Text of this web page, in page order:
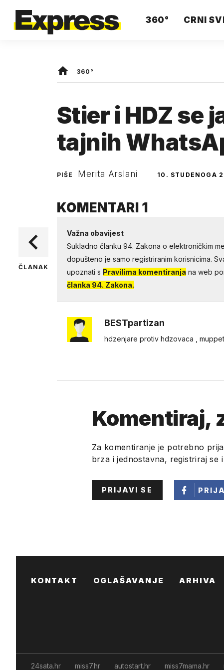
360° CRNI
360°
Stier i HDZ se
tajnih
PIŠE Merita Arslani 10. STUDENOGA
ČLANAK
KOMENTARI 1
Važna obavijest
Sukladno članku 94. Zakona o elektroničkim
dopušteno je samo registriranim korisnicima.
upoznati s Pravilima komentiranja na web
članka 94. Zakona.
BESTpartizan
hdzenjare protiv hdzovaca ,
Komentiraj,
Za komentiranje je potrebno
brza i jednostavna, registriraj se
PRIJAVI SE
KONTAKT OGLAŠAVANJE ARHIVA
24sata.hr miss7.hr autostart.hr miss7mama.hr